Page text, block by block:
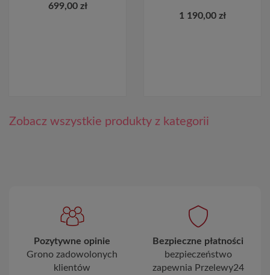
699,00 zł
1 190,00 zł
Zobacz wszystkie produkty z kategorii
Pozytywne opinie
Grono zadowolonych
klientów
Bezpieczne płatności
bezpieczeństwo
zapewnia Przelewy24